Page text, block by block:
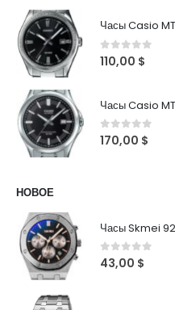
Часы Casio
0out of 5
110,00 $
Часы Casio
0out of 5
170,00 $
НОВОЕ
Часы Skmei
0 out of 5
43,00 $